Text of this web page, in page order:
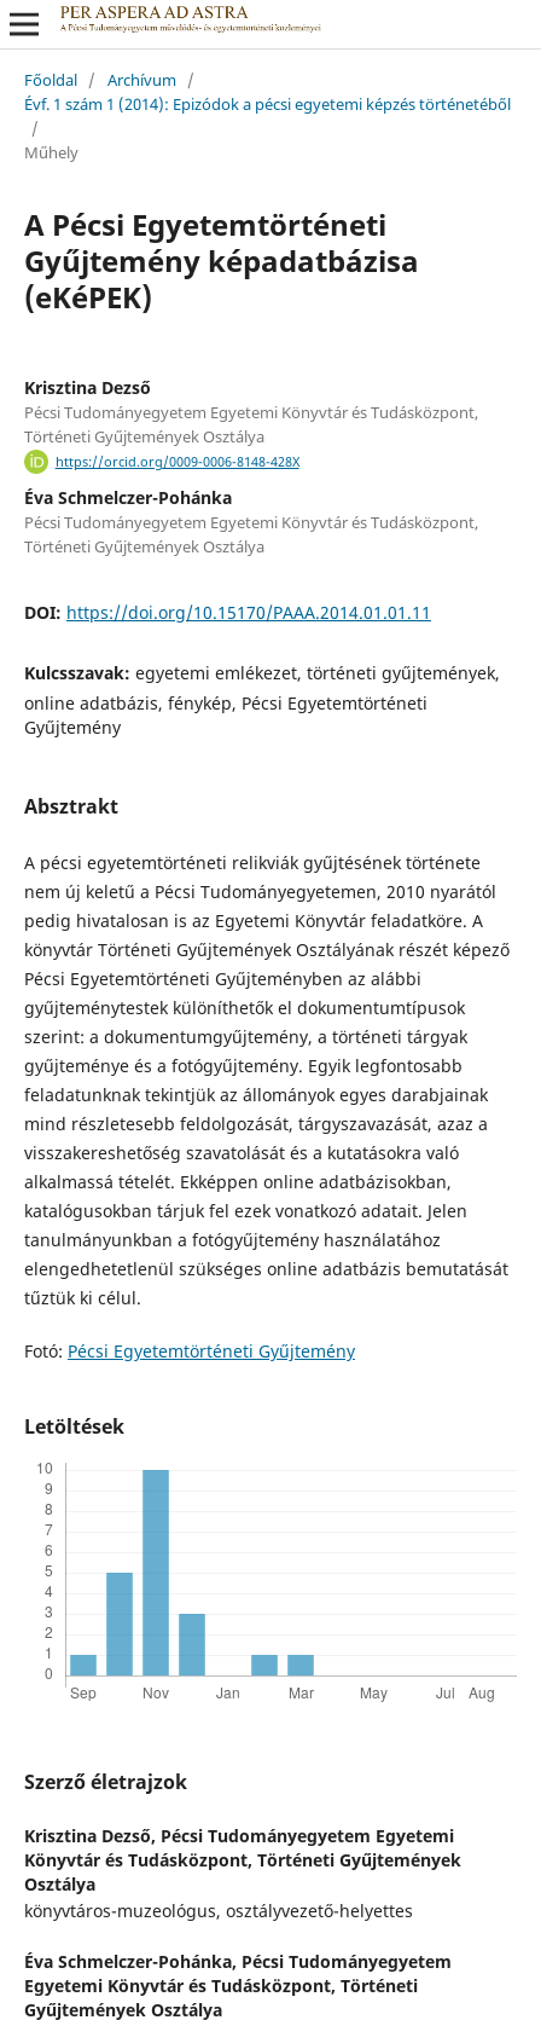
Főoldal / Archívum /
Évf. 1 szám 1 (2014): Epizódok a pécsi egyetemi képzés történetéből
/
Műhely
A Pécsi Egyetemtörténeti
Gyűjtemény képadatbázisa
(eKéPEK)
Krisztina Dezső
Pécsi Tudományegyetem Egyetemi Könyvtár és Tudásközpont,
Történeti Gyűjtemények Osztálya
https://orcid.org/0009-0006-8148-428X
Éva Schmelczer-Pohánka
Pécsi Tudományegyetem Egyetemi Könyvtár és Tudásközpont,
Történeti Gyűjtemények Osztálya
DOI: https://doi.org/10.15170/PAAA.2014.01.01.11
Kulcsszavak: egyetemi emlékezet, történeti gyűjtemények,
online adatbázis, fénykép, Pécsi Egyetemtörténeti
Gyűjtemény
Absztrakt
A pécsi egyetemtörténeti relikviák gyűjtésének története
nem új keletű a Pécsi Tudományegyetemen, 2010 nyarától
pedig hivatalosan is az Egyetemi Könyvtár feladatköre. A
könyvtár Történeti Gyűjtemények Osztályának részét képező
Pécsi Egyetemtörténeti Gyűjteményben az alábbi
gyűjteménytestek különíthetők el dokumentumtípusok
szerint: a dokumentumgyűjtemény, a történeti tárgyak
gyűjteménye és a fotógyűjtemény. Egyik legfontosabb
feladatunknak tekintjük az állományok egyes darabjainak
mind részletesebb feldolgozását, tárgyszavazását, azaz a
visszakereshetőség szavatolását és a kutatásokra való
alkalmassá tételét. Ekképpen online adatbázisokban,
katalógusokban tárjuk fel ezek vonatkozó adatait. Jelen
tanulmányunkban a fotógyűjtemény használatához
elengedhetetlenül szükséges online adatbázis bemutatását
tűztük ki célul.
Fotó: Pécsi Egyetemtörténeti Gyűjtemény
Letöltések
Szerző életrajzok
Krisztina Dezső, Pécsi Tudományegyetem Egyetemi
Könyvtár és Tudásközpont, Történeti Gyűjtemények
Osztálya
könyvtáros-muzeológus, osztályvezető-helyettes
Éva Schmelczer-Pohánka, Pécsi Tudományegyetem
Egyetemi Könyvtár és Tudásközpont, Történeti
Gyűjtemények Osztálya